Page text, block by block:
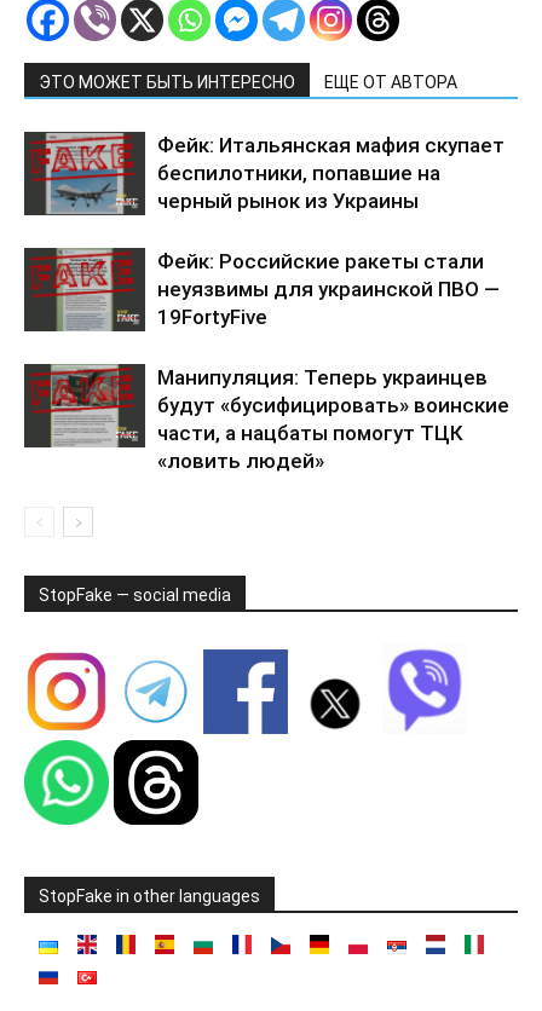
ЭТО МОЖЕТ БЫТЬ ИНТЕРЕСНО ЕЩЕ ОТ АВТОРА
Фейк: Итальянская мафия скупает
беспилотники, попавшие на
черный рынок из Украины
Фейк: Российские ракеты стали
неуязвимы для украинской ПВО —
19FortyFive
Манипуляция: Теперь украинцев
будут «бусифицировать» воинские
части, а нацбаты помогут ТЦК
«ловить людей»
StopFake — social media
StopFake in other languages